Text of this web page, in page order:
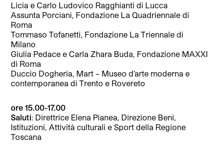
Licia e Carlo Ludovico Ragghianti di Lucca
Assunta Porciani, Fondazione La Quadriennale di
Roma
Tommaso Tofanetti, Fondazione La Triennale di
Milano
Giulia Pedace e Carla Zhara Buda, Fondazione MAXXI
di Roma
Duccio Dogheria, Mart – Museo d’arte moderna e
contemporanea di Trento e Rovereto
ore 15.00-17.00
Saluti: Direttrice Elena Pianea, Direzione Beni,
Istituzioni, Attività culturali e Sport della Regione
Toscana